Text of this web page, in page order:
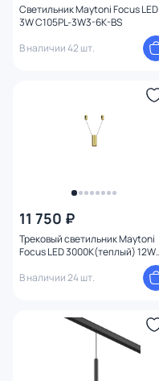
Светильник Maytoni Focus LED
3W C105PL-3W3-6K-BS
В наличии 42 шт.
11 750 ₽
Трековый светильник Maytoni
Focus LED 3000К(теплый) 12W
В наличии 24 шт.